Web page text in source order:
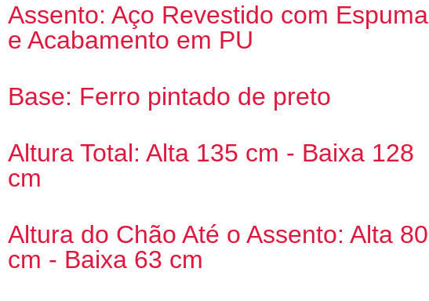
Assento: Aço Revestido com Espuma
e Acabamento em PU
Base: Ferro pintado de preto
Altura Total: Alta 135 cm - Baixa 128
cm
Altura do Chão Até o Assento: Alta 80
cm - Baixa 63 cm